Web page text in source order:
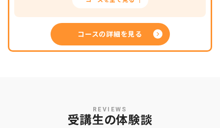
コースの詳細を見る
REVIEWS
受講生の体験談